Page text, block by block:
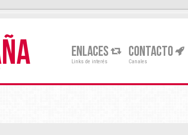
ENLACES
Links de interés
CONTACTO
Canales